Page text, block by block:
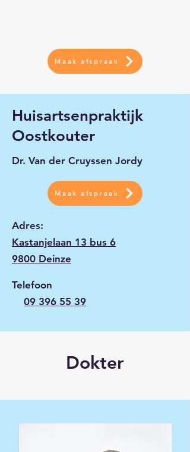
Maak afspraak
Huisartsenpraktijk
Oostkouter
Dr. Van der Cruyssen Jordy
Maak afspraak
Adres:
Kastanjelaan 13 bus 6
9800 Deinze
Telefoon
09 396 55 39
Dokter